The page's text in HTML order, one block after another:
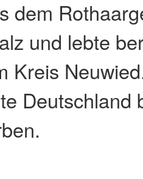
dem
und lebte
Kreis
Deutschland